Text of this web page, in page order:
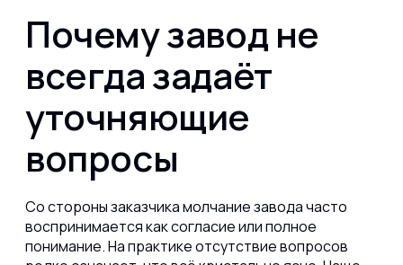
Почему завод не
всегда задаёт
уточняющие
вопросы
Со стороны заказчика молчание завода часто
воспринимается как согласие или полное
понимание. На практике отсутствие вопросов